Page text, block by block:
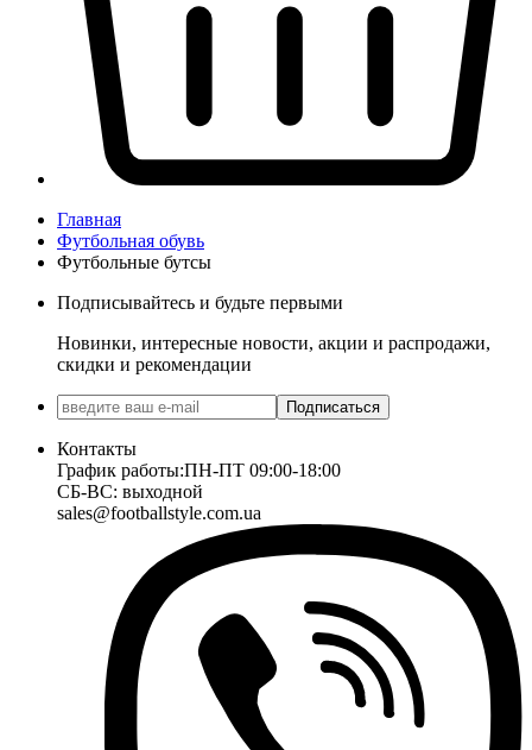
Главная
Футбольная обувь
Футбольные бутсы
Подписывайтесь и будьте первыми
Новинки, интересные новости, акции и распродажи,
скидки и рекомендации
Подписаться
Контакты
График работы:ПН-ПТ 09:00-18:00
СБ-ВС: выходной
sales@footballstyle.com.ua